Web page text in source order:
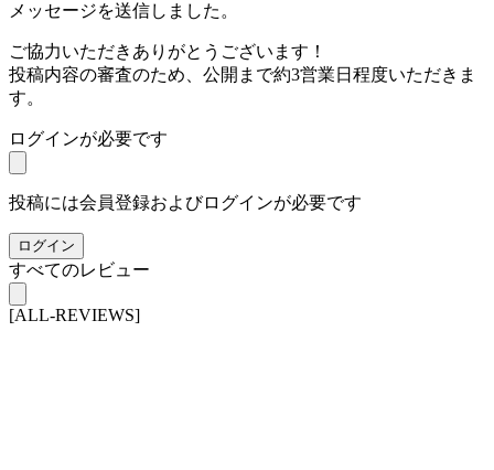
メッセージを送信しました。
ご協力いただきありがとうございます！
投稿内容の審査のため、公開まで約3営業日程度いただきま
す。
ログインが必要です
投稿には会員登録およびログインが必要です
ログイン
すべてのレビュー
[ALL-REVIEWS]